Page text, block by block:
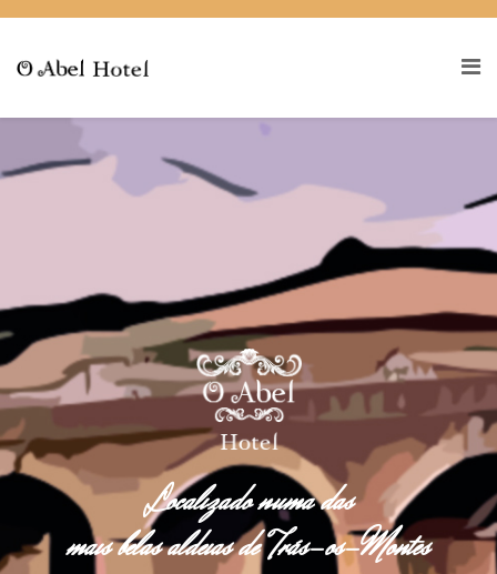
Localizado numa das
mais belas aldeias de Trás-os-Montes